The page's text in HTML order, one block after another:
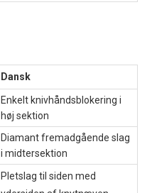
Dansk
Enkelt knivhåndsblokering i
høj sektion
Diamant fremadgående slag
i midtersektion
Pletslag til siden med